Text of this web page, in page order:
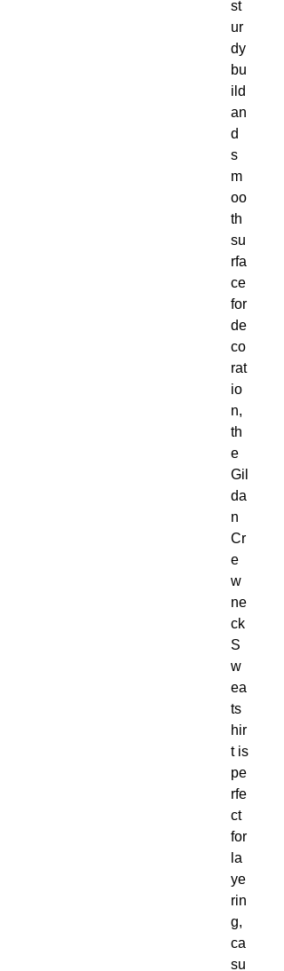
st
ur
dy
bu
ild
an
d
s
m
oo
th
su
rfa
ce
for
de
co
rat
io
n,
th
e
Gil
da
n
Cr
e
w
ne
ck
S
w
ea
ts
hir
t is
pe
rfe
ct
for
la
ye
rin
g,
ca
su